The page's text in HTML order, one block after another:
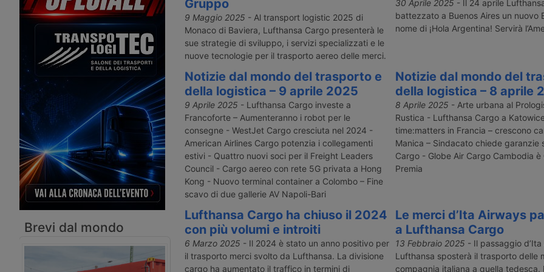
nuovo formato Iata One Record,
aprendo la strada a una gestione più
trasparente e integrata della catena
logistica.
il Lufthansa Cargo Center nello
scalo aereo merci più moderno
d’Europa. In parallelo la compagnia
lancia nuovi servizi digitali su
WeChat per il mercato cinese.
scala globale: inclusi gli hub di
Francoforte, Monaco e Chicago e
stazioni selezionate in quattro
Paesi.
Customs
GlobeCross
doganali,
commercio
dall’origine
Brevi dal mondo
Gruppo
9 Maggio 2025 - Al transport logistic 2025 di
Monaco di Baviera, Lufthansa Cargo presenterà le
sue strategie di sviluppo, i servizi specializzati e le
nuove tecnologie per il trasporto aereo delle merci.
30 Aprile 2025 - Il 24 aprile
battezzato a Buenos Aires un nuovo
nome di ¡Hola Argentina! Servirà
Notizie dal mondo del trasporto e
della logistica – 9 aprile 2025
9 Aprile 2025 - Lufthansa Cargo investe a
Francoforte – Aumenteranno i robot per le
consegne - WestJet Cargo cresciuta nel 2024 -
American Airlines Cargo potenzia i collegamenti
estivi - Quattro nuovi soci per il Freight Leaders
Council - Cargo aereo con rete 5G privata a Hong
Kong - Nuovo terminal container a Colombo – Fine
scavo di due gallerie AV Napoli-Bari
Notizie dal mondo del
della logistica – 8 aprile
8 Aprile 2025 - Arte urbana al
Rustica - Lufthansa Cargo a
time:matters in Francia – crescono
Manica – Sindacato chiede garanzie
Cargo - Globe Air Cargo Cambodia è
Premia
Lufthansa Cargo ha chiuso il 2024
con più volumi e introiti
6 Marzo 2025 - Il 2024 è stato un anno positivo per
il trasporto merci svolto da Lufthansa. La divisione
cargo ha aumentato il traffico in termini di
Le merci d’Ita Airways
a Lufthansa Cargo
13 Febbraio 2025 - Il passaggio
Lufthansa sposterà il trasporto delle
compagnia italiana a quella tedesca.